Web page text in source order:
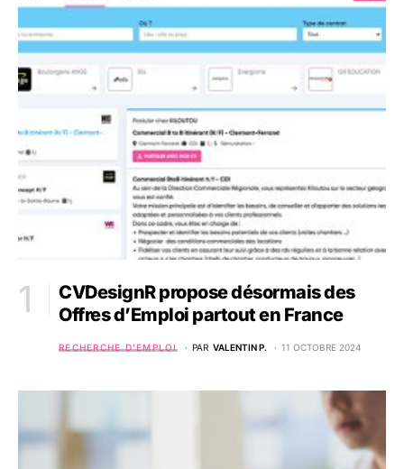
CVDesignR propose désormais des
Offres d’Emploi partout en France
RECHERCHE D’EMPLOI PAR VALENTIN P. 11 OCTOBRE 2024